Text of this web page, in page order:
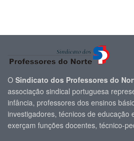
O Sindicato dos Professores do
associação sindical portuguesa
infância, professores dos ensinos
investigadores, técnicos de educação
exerçam funções docentes, técnico-